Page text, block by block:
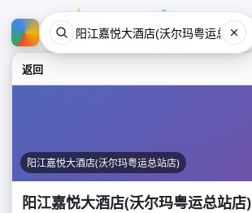
返回
阳江嘉悦大酒店(沃尔玛粤运总站店)
阳江嘉悦大酒店(沃尔玛粤运总站店)